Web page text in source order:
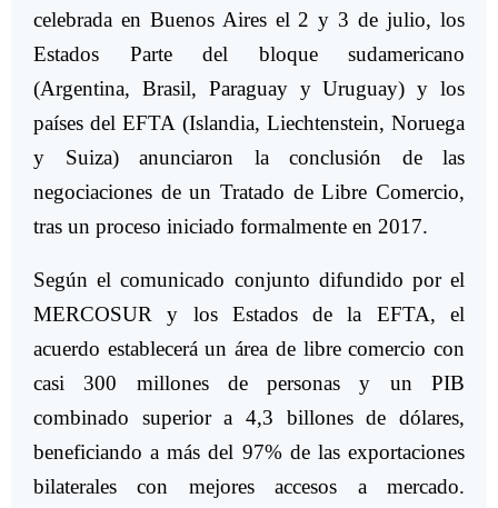
celebrada en Buenos Aires el 2 y 3 de julio, los
Estados Parte del bloque sudamericano
(Argentina, Brasil, Paraguay y Uruguay) y los
países del EFTA (Islandia, Liechtenstein, Noruega
y Suiza) anunciaron la conclusión de las
negociaciones de un Tratado de Libre Comercio,
tras un proceso iniciado formalmente en 2017.
Según el comunicado conjunto difundido por el
MERCOSUR y los Estados de la EFTA, el
acuerdo establecerá un área de libre comercio con
casi 300 millones de personas y un PIB
combinado superior a 4,3 billones de dólares,
beneficiando a más del 97% de las exportaciones
bilaterales con mejores accesos a mercado.